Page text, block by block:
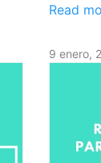
Read
9 enero,